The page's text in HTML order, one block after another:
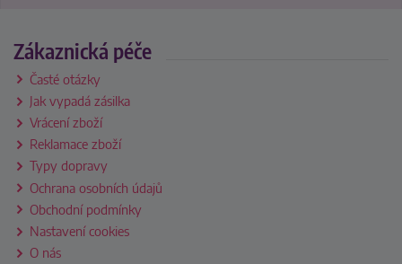
Zákaznická péče
Časté otázky
Jak vypadá zásilka
Vrácení zboží
Reklamace zboží
Typy dopravy
Ochrana osobních údajů
Obchodní podmínky
Nastavení cookies
O nás